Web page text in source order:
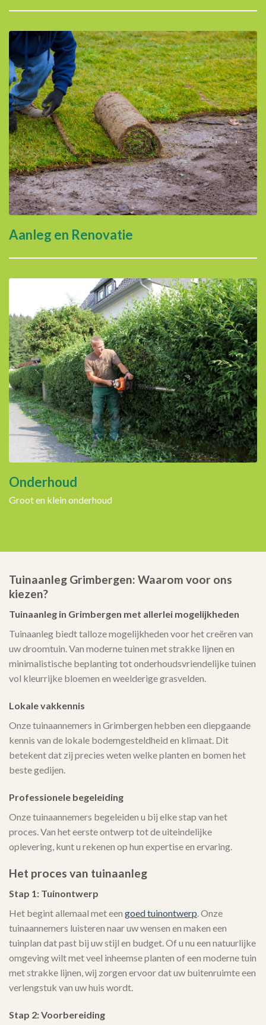
Aanleg en Renovatie
Onderhoud
Groot en klein onderhoud
Tuinaanleg Grimbergen: Waarom voor ons
kiezen?
Tuinaanleg in Grimbergen met allerlei mogelijkheden
Tuinaanleg biedt talloze mogelijkheden voor het creëren van
uw droomtuin. Van moderne tuinen met strakke lijnen en
minimalistische beplanting tot onderhoudsvriendelijke tuinen
vol kleurrijke bloemen en weelderige grasvelden.
Lokale vakkennis
Onze tuinaannemers in Grimbergen hebben een diepgaande
kennis van de lokale bodemgesteldheid en klimaat. Dit
betekent dat zij precies weten welke planten en bomen het
beste gedijen.
Professionele begeleiding
Onze tuinaannemers begeleiden u bij elke stap van het
proces. Van het eerste ontwerp tot de uiteindelijke
oplevering, kunt u rekenen op hun expertise en ervaring.
Het proces van tuinaanleg
Stap 1: Tuinontwerp
Het begint allemaal met een goed tuinontwerp. Onze
tuinaannemers luisteren naar uw wensen en maken een
tuinplan dat past bij uw stijl en budget. Of u nu een natuurlijke
omgeving wilt met veel inheemse planten of een moderne tuin
met strakke lijnen, wij zorgen ervoor dat uw buitenruimte een
verlengstuk van uw huis wordt.
Stap 2: Voorbereiding